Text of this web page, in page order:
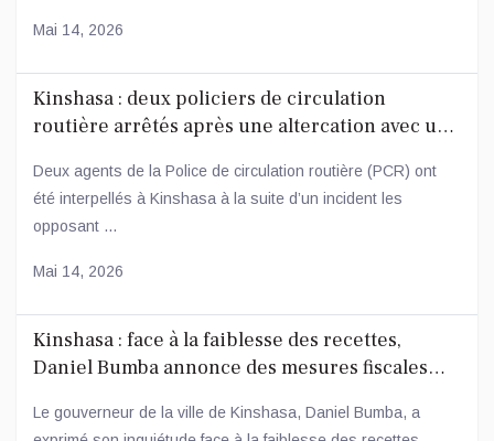
Mai 14, 2026
Kinshasa : deux policiers de circulation
routière arrêtés après une altercation avec un
Deux agents de la Police de circulation routière (PCR) ont
été interpellés à Kinshasa à la suite d’un incident les
opposant ...
Mai 14, 2026
Kinshasa : face à la faiblesse des recettes,
Daniel Bumba annonce des mesures fiscales
Le gouverneur de la ville de Kinshasa, Daniel Bumba, a